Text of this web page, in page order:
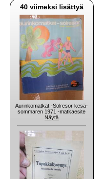
40 viimeksi lisättyä
Aurinkomatkat -Solresor kesä-
sommaren 1971 -matkaesite
Näytä